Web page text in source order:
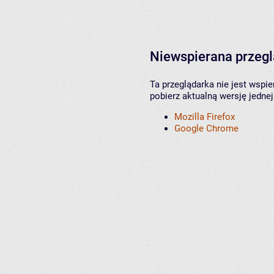
Niewspierana
Ta przeglądarka nie jest
pobierz aktualną wersję
Mozilla Firefox
Google Chrome